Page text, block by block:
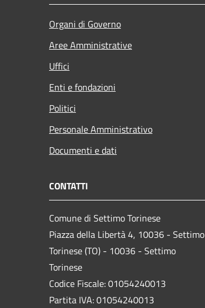
Organi di Governo
Aree Amministrative
Uffici
Enti e fondazioni
Politici
Personale Amministrativo
Documenti e dati
CONTATTI
Comune di Settimo Torinese
Piazza della Libertà 4, 10036 - Settimo
Torinese (TO) - 10036 - Settimo
Torinese
Codice Fiscale: 01054240013
Partita IVA: 01054240013